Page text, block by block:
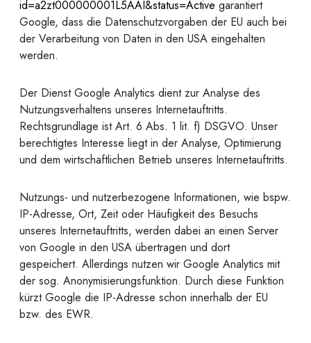
id=a2zt000000001L5AAI&status=Active garantiert
Google, dass die Datenschutzvorgaben der EU auch bei
der Verarbeitung von Daten in den USA eingehalten
werden.
Der Dienst Google Analytics dient zur Analyse des
Nutzungsverhaltens unseres Internetauftritts.
Rechtsgrundlage ist Art. 6 Abs. 1 lit. f) DSGVO. Unser
berechtigtes Interesse liegt in der Analyse, Optimierung
und dem wirtschaftlichen Betrieb unseres Internetauftritts.
Nutzungs- und nutzerbezogene Informationen, wie bspw.
IP-Adresse, Ort, Zeit oder Häufigkeit des Besuchs
unseres Internetauftritts, werden dabei an einen Server
von Google in den USA übertragen und dort
gespeichert. Allerdings nutzen wir Google Analytics mit
der sog. Anonymisierungsfunktion. Durch diese Funktion
kürzt Google die IP-Adresse schon innerhalb der EU
bzw. des EWR.